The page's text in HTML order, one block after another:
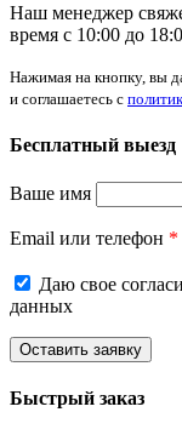
Наш менеджер
время с 10:00 до
Нажимая на кнопку, вы
и соглашаетесь с
Бесплатный выезд
Ваше имя
Email или телефон *
Даю свое
данных
Быстрый заказ